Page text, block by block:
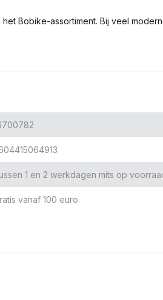
Bobike-assortiment. Bij veel
1 en 2 werkdagen mits op
vanaf 100 euro.